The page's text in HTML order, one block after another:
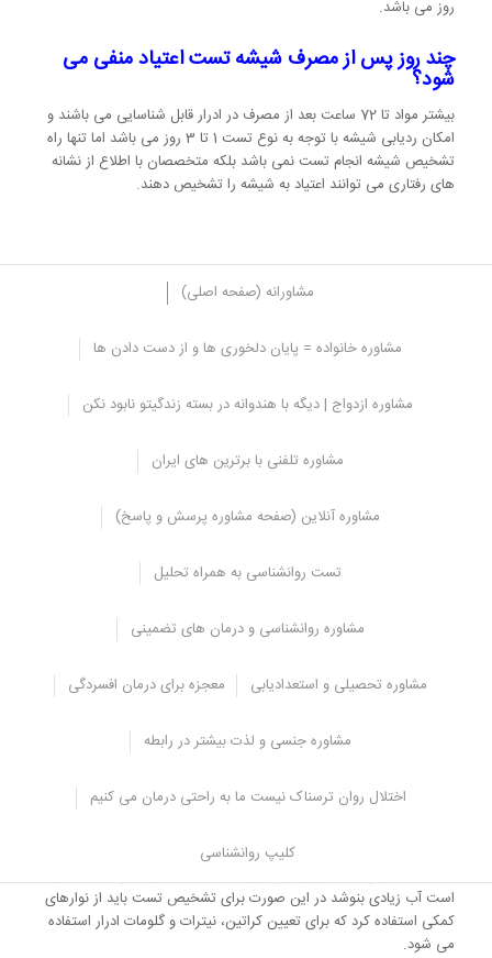
روز می باشد.
چند روز پس از مصرف شیشه تست اعتیاد منفی می
شود؟
بیشتر مواد تا 72 ساعت بعد از مصرف در ادرار قابل شناسایی می باشند و
امکان ردیابی شیشه با توجه به نوع تست 1 تا 3 روز می باشد اما تنها راه
تشخیص شیشه انجام تست نمی باشد بلکه متخصصان با اطلاع از نشانه
های رفتاری می توانند اعتیاد به شیشه را تشخیص دهند.
مشاورانه (صفحه اصلی)
مشاوره خانواده = پایان دلخوری ها و از دست دادن ها
مشاوره ازدواج | دیگه با هندوانه در بسته زندگیتو نابود نکن
مشاوره تلفنی با برترین های ایران
مشاوره آنلاین (صفحه مشاوره پرسش و پاسخ)
تست روانشناسی به همراه تحلیل
مشاوره روانشناسی و درمان های تضمینی
مشاوره تحصیلی و استعدادیابی معجزه برای درمان افسردگی
مشاوره جنسی و لذت بیشتر در رابطه
اختلال روان ترسناک نیست ما به راحتی درمان می کنیم
کلیپ روانشناسی
علائم اختلال در تست شیشه
شایع ترین دلایلی که باعث به وجود آمدن اختلال در نتیجه تست های
خطا در نمونه گیری تست اعتیاد به شیشه
یکی از دلایلی که باعث بروز خطا در تست های تشخیصی می شود خطا در
نمونه گیری می باشد، با توجه به این که نمونه گیر حضور دارد اما ممکن
است تقلب صورت گیرد و فرد معتاد با استفاده از تقلب کردن نمونه خود را
خطاهای تکنیکی در تست اعتیاد به شیشه
نوار تست باید به مدت 10 الی 15 ثانیه در ادرار نگه داشته شود و قبل از آن
رقیق کننده ها
هر عاملی که باعث رقیق کردن ادرار شود باعث اختلال در جواب تست ها
است آب زیادی بنوشد در این صورت برای تشخیص تست باید از نوارهای
کمکی استفاده کرد که برای تعیین کراتین، نیترات و گلومات ادرار استفاده
می شود.